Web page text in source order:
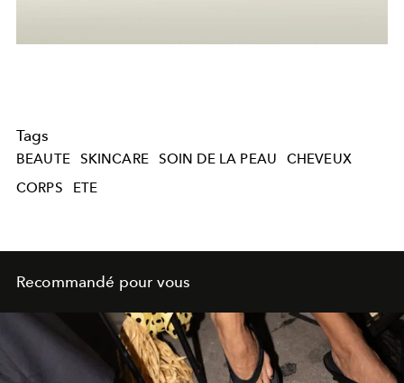
Tags
BEAUTE SKINCARE SOIN DE LA PEAU
CHEVEUX
CORPS
ETE
Recommandé pour vous